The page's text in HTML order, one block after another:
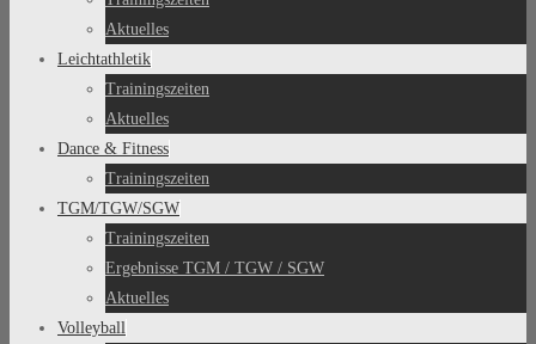
Aktuelles
Leichtathletik
Trainingszeiten
Aktuelles
Dance & Fitness
Trainingszeiten
TGM/TGW/SGW
Trainingszeiten
Ergebnisse TGM / TGW / SGW
Aktuelles
Volleyball